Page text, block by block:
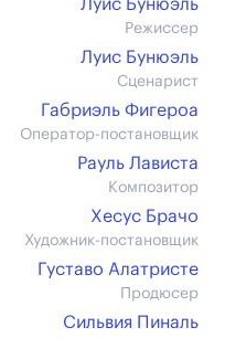
Луис Бунюэль
Режиссер
Луис Бунюэль
Сценарист
Габриэль Фигероа
Оператор-постановщик
Рауль Лависта
Композитор
Хесус Брачо
Художник-постановщик
Густаво Алатристе
Продюсер
Сильвия Пиналь